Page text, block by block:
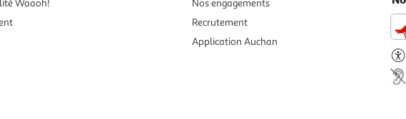
Waaoh!
Nos engagements
Recrutement
Application Auchan